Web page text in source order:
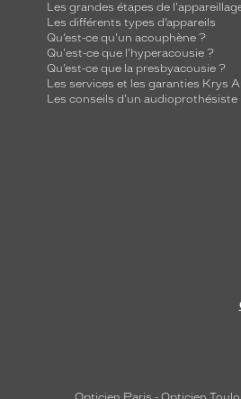
Les grandes étapes de
Les différents types d’appareils
Qu’est-ce qu'un acouphène ?
Qu'est-ce que l'hyperacousie ?
Qu’est-ce que la presbyacousie ?
Les services et les garanties Krys
Les conseils d'un